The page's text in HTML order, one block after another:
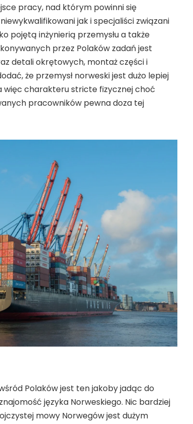
pracy, nad którym powinni się
jak i specjaliści związani
pojętą inżynierią przemysłu a także
przez Polaków zadań jest
detali okrętowych, montaż części i
że przemysł norweski jest dużo lepiej
więc charakteru stricte fizycznej choć
pracowników pewna doza tej
Polaków jest ten jakoby jadąc do
języka Norweskiego. Nic bardziej
mowy Norwegów jest dużym